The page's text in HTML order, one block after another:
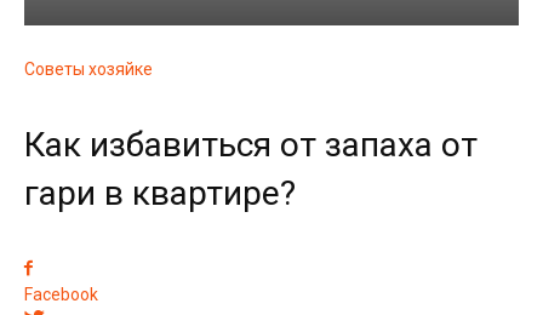
Советы хозяйке
Как избавиться от запаха от
гари в квартире?
Facebook